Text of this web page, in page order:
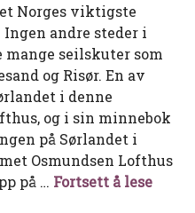
Norges viktigste
andre steder i
seilskuter som
og Risør. En av
i denne
og i sin minnebok
på Sørlandet i
Osmundsen Lofthus
på … Fortsett å lese